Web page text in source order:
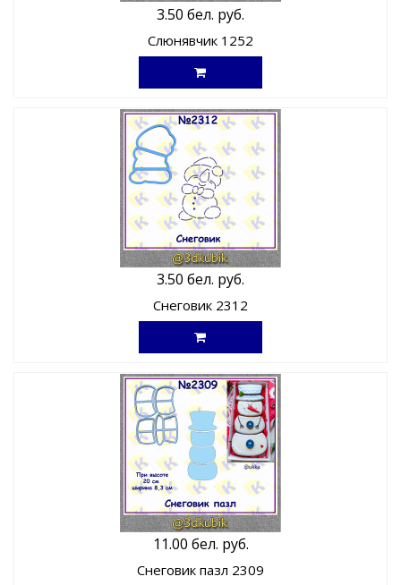
3.50 бел. руб.
Слюнявчик 1252
3.50 бел. руб.
Снеговик 2312
11.00 бел. руб.
Снеговик пазл 2309